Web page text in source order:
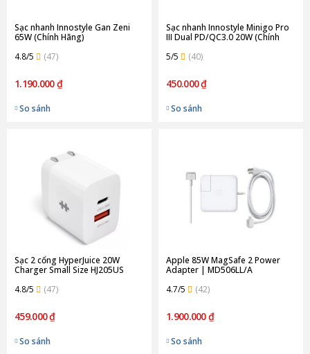
Sạc nhanh Innostyle Gan Zeni
65W (Chính Hãng)
4.8/5
(47)
1.190.000 ₫
So sánh
Sạc nhanh Innostyle Minigo Pro
III Dual PD/QC3.0 20W (Chính
5/5
(40)
450.000 ₫
So sánh
Sạc 2 cổng HyperJuice 20W
Charger Small Size HJ205US
4.8/5
(47)
459.000 ₫
So sánh
Apple 85W MagSafe 2 Power
Adapter | MD506LL/A
4.7/5
(42)
1.900.000 ₫
So sánh